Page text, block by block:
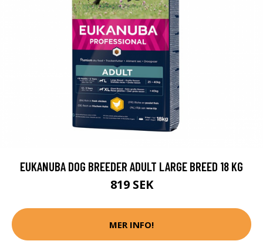
EUKANUBA DOG BREEDER ADULT LARGE BREED 18 KG
819 SEK
MER INFO!